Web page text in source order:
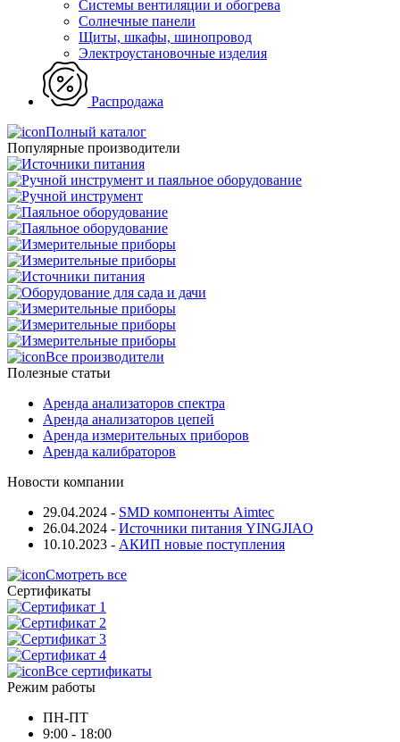
Системы вентиляции и обогрева
Солнечные панели
Щиты, шкафы, шинопровод
Электроустановочные изделия
Распродажа
Полный каталог
Популярные производители
Все производители
Полезные статьи
Аренда анализаторов спектра
Аренда анализаторов цепей
Аренда измерительных приборов
Аренда калибраторов
Новости компании
29.04.2024 - SMD компоненты Aimtec
26.04.2024 - Источники питания YINGJIAO
10.10.2023 - АКИП новые поступления
Смотреть все
Сертификаты
Все сертификаты
Режим работы
ПН-ПТ
9:00 - 18:00